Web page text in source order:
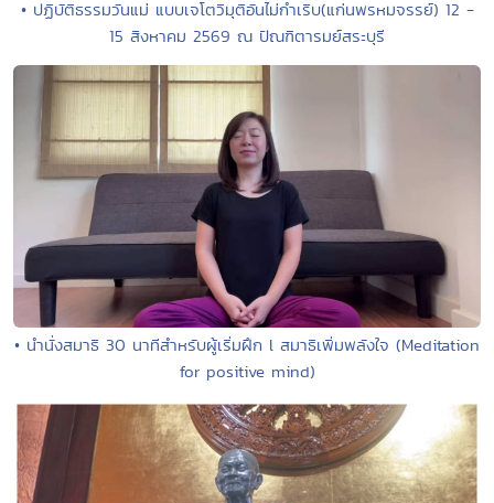
• ปฏิบัติธรรมวันแม่ แบบเจโตวิมุติอันไม่กำเริบ(แก่นพรหมจรรย์) 12 -
15 สิงหาคม 2569 ณ ปัณฑิตารมย์สระบุรี
• นำนั่งสมาธิ 30 นาทีสำหรับผู้เริ่มฝึก l สมาธิเพิ่มพลังใจ (Meditation
for positive mind)